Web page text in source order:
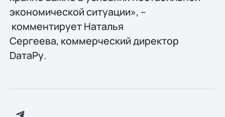
экономической ситуации», –
комментирует Наталья
Сергеева, коммерческий директор
DатаРу.